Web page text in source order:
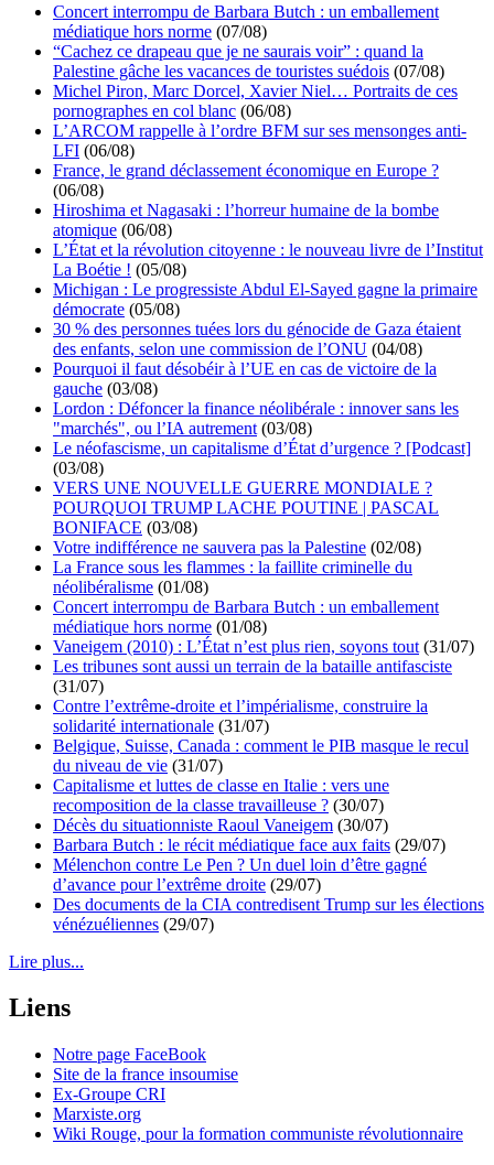
Concert interrompu de Barbara Butch : un emballement
médiatique hors norme (07/08)
“Cachez ce drapeau que je ne saurais voir” : quand la
Palestine gâche les vacances de touristes suédois (07/08)
Michel Piron, Marc Dorcel, Xavier Niel… Portraits de ces
pornographes en col blanc (06/08)
L’ARCOM rappelle à l’ordre BFM sur ses mensonges anti-
LFI (06/08)
France, le grand déclassement économique en Europe ?
(06/08)
Hiroshima et Nagasaki : l’horreur humaine de la bombe
atomique (06/08)
L’État et la révolution citoyenne : le nouveau livre de l’Institut
La Boétie ! (05/08)
Michigan : Le progressiste Abdul El-Sayed gagne la primaire
démocrate (05/08)
30 % des personnes tuées lors du génocide de Gaza étaient
des enfants, selon une commission de l’ONU (04/08)
Pourquoi il faut désobéir à l’UE en cas de victoire de la
gauche (03/08)
Lordon : Défoncer la finance néolibérale : innover sans les
"marchés", ou l’IA autrement (03/08)
Le néofascisme, un capitalisme d’État d’urgence ? [Podcast]
(03/08)
VERS UNE NOUVELLE GUERRE MONDIALE ?
POURQUOI TRUMP LACHE POUTINE | PASCAL
BONIFACE (03/08)
Votre indifférence ne sauvera pas la Palestine (02/08)
La France sous les flammes : la faillite criminelle du
néolibéralisme (01/08)
Concert interrompu de Barbara Butch : un emballement
médiatique hors norme (01/08)
Vaneigem (2010) : L’État n’est plus rien, soyons tout (31/07)
Les tribunes sont aussi un terrain de la bataille antifasciste
(31/07)
Contre l’extrême-droite et l’impérialisme, construire la
solidarité internationale (31/07)
Belgique, Suisse, Canada : comment le PIB masque le recul
du niveau de vie (31/07)
Capitalisme et luttes de classe en Italie : vers une
recomposition de la classe travailleuse ? (30/07)
Décès du situationniste Raoul Vaneigem (30/07)
Barbara Butch : le récit médiatique face aux faits (29/07)
Mélenchon contre Le Pen ? Un duel loin d’être gagné
d’avance pour l’extrême droite (29/07)
Des documents de la CIA contredisent Trump sur les élections
vénézuéliennes (29/07)
Lire plus...
Liens
Notre page FaceBook
Site de la france insoumise
Ex-Groupe CRI
Marxiste.org
Wiki Rouge, pour la formation communiste révolutionnaire